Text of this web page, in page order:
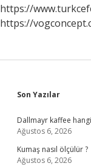
https://
https://
Sidebar
Son Yazılar
Dallmayr kaffee
Ağustos 6, 2026
Kumaş nasıl ölçülür ?
Ağustos 6, 2026